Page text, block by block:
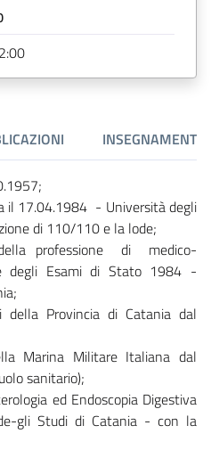
INSEGNAMENTI
il 17.04.1984 - Università degli
di 110/110 e la lode;
professione di medico-
Esami di Stato 1984 -
della Provincia di Catania dal
Marina Militare Italiana dal
sanitario);
ed Endoscopia Digestiva
gli Studi di Catania - con la